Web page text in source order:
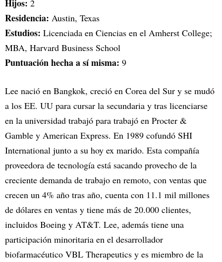
Hijos: 2
Residencia: Austin, Texas
Estudios: Licenciada en Ciencias en el Amherst College;
MBA, Harvard Business School
Puntuación hecha a sí misma: 9
Lee nació en Bangkok, creció en Corea del Sur y se mudó
a los EE. UU para cursar la secundaria y tras licenciarse
en la universidad trabajó para trabajó en Procter &
Gamble y American Express. En 1989 cofundó SHI
International junto a su hoy ex marido. Esta compañía
proveedora de tecnología está sacando provecho de la
creciente demanda de trabajo en remoto, con ventas que
crecen un 4% año tras año, cuenta con 11.1 mil millones
de dólares en ventas y tiene más de 20.000 clientes,
incluidos Boeing y AT&T. Lee, además tiene una
participación minoritaria en el desarrollador
biofarmacéutico VBL Therapeutics y es miembro de la